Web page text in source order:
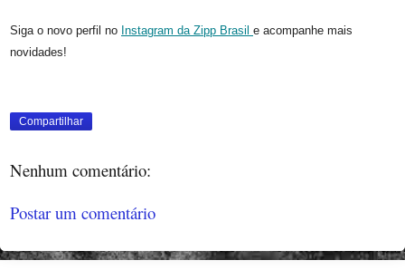
Siga o novo perfil no Instagram da Zipp Brasil e acompanhe mais
novidades!
Compartilhar
Nenhum comentário:
Postar um comentário